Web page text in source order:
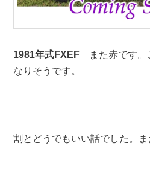
1981年式FXEFまた赤です。
なりそうです。
割とどうでもいい話でした。ま